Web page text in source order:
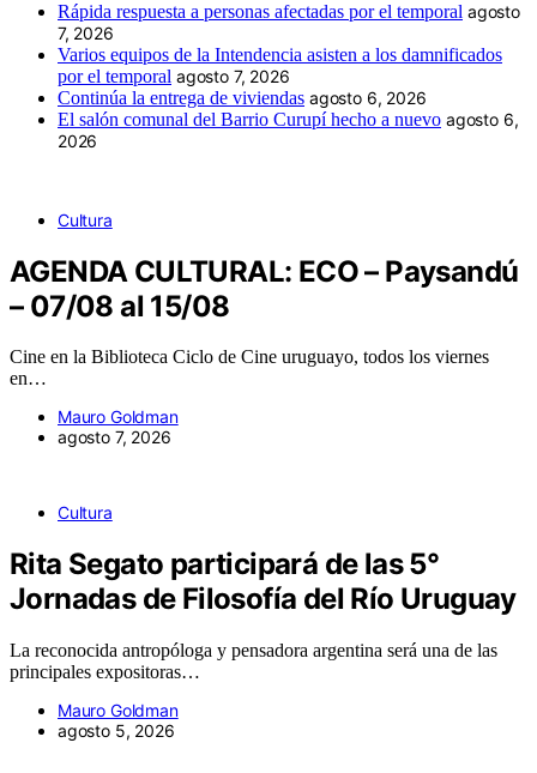
Rápida respuesta a personas afectadas por el temporal agosto
7, 2026
Varios equipos de la Intendencia asisten a los damnificados
por el temporal agosto 7, 2026
Continúa la entrega de viviendas agosto 6, 2026
El salón comunal del Barrio Curupí hecho a nuevo agosto 6,
2026
Cultura
AGENDA CULTURAL: ECO – Paysandú
– 07/08 al 15/08
Cine en la Biblioteca Ciclo de Cine uruguayo, todos los viernes
en…
Mauro Goldman
agosto 7, 2026
Cultura
Rita Segato participará de las 5°
Jornadas de Filosofía del Río Uruguay
La reconocida antropóloga y pensadora argentina será una de las
principales expositoras…
Mauro Goldman
agosto 5, 2026